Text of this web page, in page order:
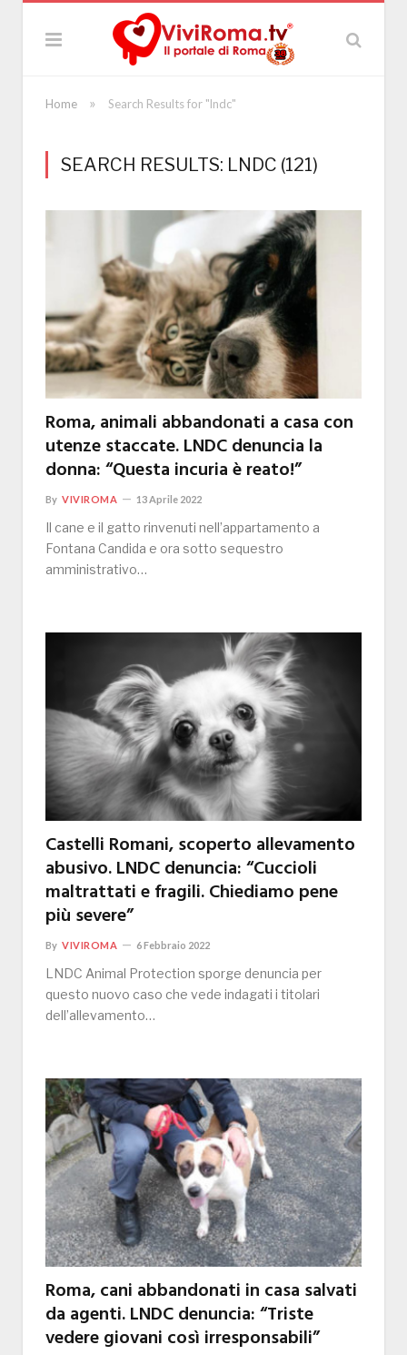
Home » Search Results for "lndc"
SEARCH RESULTS: LNDC (121)
Roma, animali abbandonati a casa con
utenze staccate. LNDC denuncia la
donna: “Questa incuria è reato!”
By VIVIROMA 13 Aprile 2022
Il cane e il gatto rinvenuti nell’appartamento a
Fontana Candida e ora sotto sequestro
amministrativo…
Castelli Romani, scoperto allevamento
abusivo. LNDC denuncia: “Cuccioli
maltrattati e fragili. Chiediamo pene
più severe”
By VIVIROMA 6 Febbraio 2022
LNDC Animal Protection sporge denuncia per
questo nuovo caso che vede indagati i titolari
dell’allevamento…
Roma, cani abbandonati in casa salvati
da agenti. LNDC denuncia: “Triste
vedere giovani così irresponsabili”